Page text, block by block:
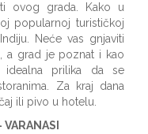
ovog grada. Kako u
popularnoj turističkoj
Neće vas gnjaviti
a grad je poznat i kao
idealna prilika da se
Za kraj dana
ili pivo u hotelu.